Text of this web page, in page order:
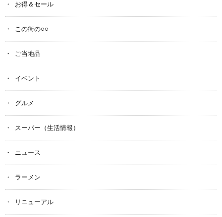
お得＆セール
この街の○○
ご当地品
イベント
グルメ
スーパー（生活情報）
ニュース
ラーメン
リニューアル